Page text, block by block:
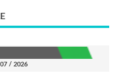
/ 2026